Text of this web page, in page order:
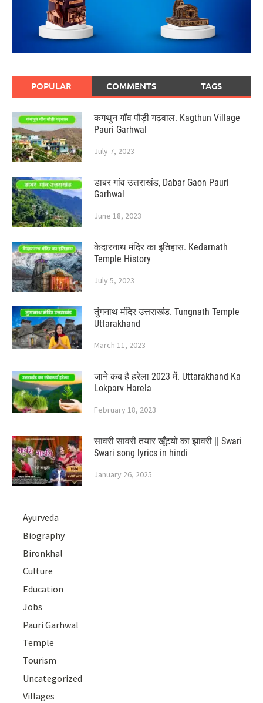
POPULAR COMMENTS TAGS
कगथुन गॉंव पौड़ी गढ़वाल. Kagthun Village
Pauri Garhwal
July 7, 2023
डाबर गांव उत्तराखंड, Dabar Gaon Pauri
Garhwal
June 18, 2023
केदारनाथ मंदिर का इतिहास. Kedarnath
Temple History
July 5, 2023
तुंगनाथ मंदिर उत्तराखंड. Tungnath Temple
Uttarakhand
March 11, 2023
जाने कब है हरेला 2023 में. Uttarakhand Ka
Lokparv Harela
February 18, 2023
सावरी सावरी तयार खूँटयो का झावरी || Swari
Swari song lyrics in hindi
January 26, 2025
Ayurveda
Biography
Bironkhal
Culture
Education
Jobs
Pauri Garhwal
Temple
Tourism
Uncategorized
Villages